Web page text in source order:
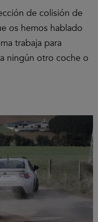
de colisión de
os hemos hablado
trabaja para
ningún otro coche o